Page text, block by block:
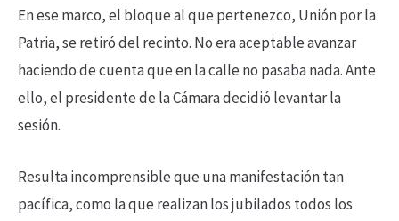
En ese marco, el bloque al que pertenezco, Unión por la
Patria, se retiró del recinto. No era aceptable avanzar
haciendo de cuenta que en la calle no pasaba nada. Ante
ello, el presidente de la Cámara decidió levantar la
sesión.
Resulta incomprensible que una manifestación tan
pacífica, como la que realizan los jubilados todos los